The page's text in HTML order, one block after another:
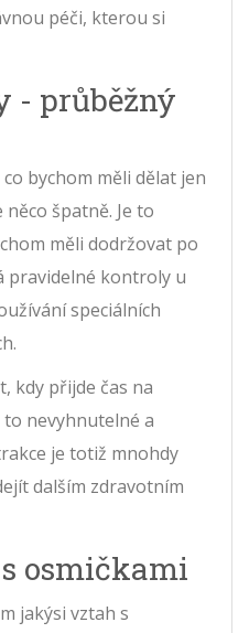
péči, kterou si
- průběžný
bychom měli dělat jen
špatně. Je to
měli dodržovat po
pravidelné kontroly u
speciálních
kdy přijde čas na
nevyhnutelné a
je totiž mnohdy
dalším zdravotním
osmičkami
jakýsi vztah s